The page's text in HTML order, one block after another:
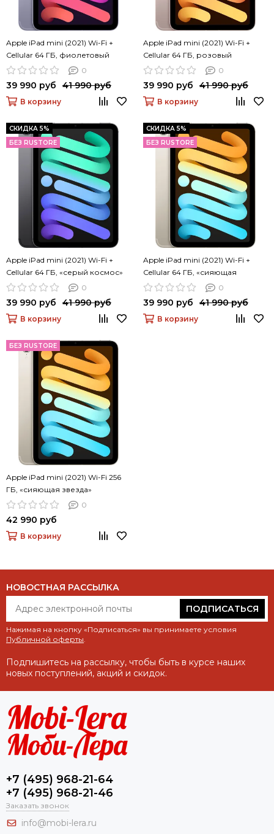
Apple iPad mini (2021) Wi-Fi +
Cellular 64 ГБ, фиолетовый
0
39 990 руб 41 990 руб
В корзину
Apple iPad mini (2021) Wi-Fi +
Cellular 64 ГБ, розовый
0
39 990 руб 41 990 руб
В корзину
СКИДКА 5%
БЕЗ RUSTORE
Apple iPad mini (2021) Wi-Fi +
Cellular 64 ГБ, «серый космос»
0
39 990 руб 41 990 руб
В корзину
СКИДКА 5%
БЕЗ RUSTORE
Apple iPad mini (2021) Wi-Fi +
Cellular 64 ГБ, «сияющая
звезда»
0
39 990 руб 41 990 руб
В корзину
БЕЗ RUSTORE
Apple iPad mini (2021) Wi-Fi 256
ГБ, «сияющая звезда»
0
42 990 руб
В корзину
НОВОСТНАЯ РАССЫЛКА
ПОДПИСАТЬСЯ
Нажимая на кнопку «Подписаться» вы принимаете условия
Публичной оферты.
Подпишитесь на рассылку, чтобы быть в курсе наших
новых поступлений, акций и скидок.
+7 (495) 968-21-64
+7 (495) 968-21-46
Заказать звонок
info@mobi-lera.ru